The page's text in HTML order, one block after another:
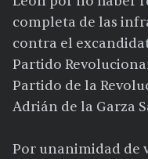
completa de las
contra el
Partido
Partido de la
Adrián de la Garza
Por unanimidad de